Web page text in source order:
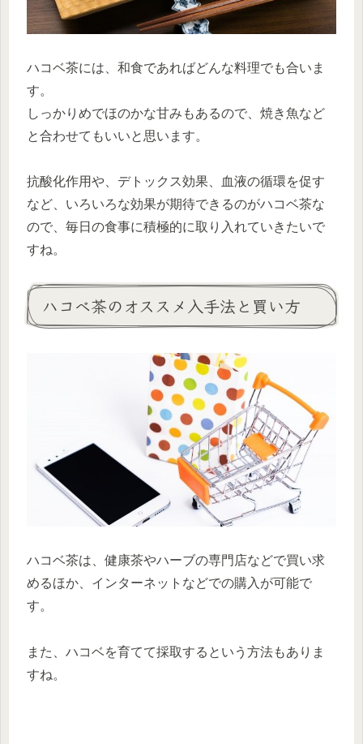
ハコベ茶には、和食であればどんな料理でも合いま
す。
しっかりめでほのかな甘みもあるので、焼き魚など
と合わせてもいいと思います。
抗酸化作用や、デトックス効果、血液の循環を促す
など、いろいろな効果が期待できるのがハコベ茶な
ので、毎日の食事に積極的に取り入れていきたいで
すね。
ハコベ茶のオススメ入手法と買い方
ハコベ茶は、健康茶やハーブの専門店などで買い求
めるほか、インターネットなどでの購入が可能で
す。
また、ハコベを育てて採取するという方法もありま
すね。